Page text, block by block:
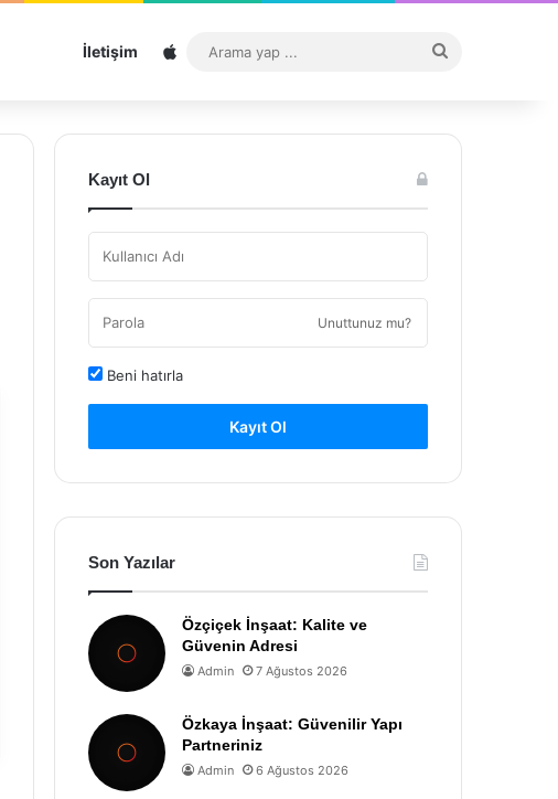
İletişim Sitemap
...
Kayıt Ol
Unuttunuz mu?
Beni hatırla
Kayıt Ol
Son Yazılar
Özçiçek İnşaat: Kalite ve
Güvenin Adresi
Admin 7 Ağustos 2026
Özkaya İnşaat: Güvenilir Yapı
Partneriniz
Admin 6 Ağustos 2026